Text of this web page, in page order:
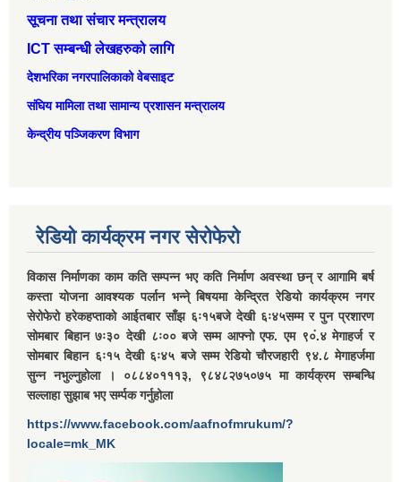
सूचना तथा संचार मन्त्रालय
ICT सम्बन्धी लेखहरुको लागि
देशभरिका नगरपालिकाको वेबसाइट
संघिय मामिला तथा सामान्‍य प्रशासन मन्त्रालय
केन्द्रीय पञ्जिकरण विभाग
रेडियो कार्यक्रम नगर सेरोफेरो
विकास निर्माणका काम कति सम्पन्न भए कति निर्माण अवस्था छन् र आगामि बर्ष
कस्ता योजना आवश्यक पर्लान भन्ने् बिषयमा केन्द्रित रेडियो कार्यक्रम नगर
सेरोफेरो हरेकहप्ताको आईतबार साँझ ६ः१५बजे देखी ६ः४५सम्म र पुन प्रशारण
सोमबार बिहान ७ः३० देखी ८ः०० बजे सम्म आफ्नो एफ. एम ९०ं.४ मेगाहर्ज र
सोमबार बिहान ६ः१५ देखी ६ः४५ बजे सम्म रेडियो चौरजहारी ९४.८ मेगाहर्जमा
सुन्न नभुल्नुहोला । ०८८४०१११३, ९८४८२७५०७५ मा कार्यक्रम सम्बन्धि
सल्लाहा सुझाब भए सर्म्पक गर्नुहोला
https://www.facebook.com/aafnofmrukum/?
locale=mk_MK